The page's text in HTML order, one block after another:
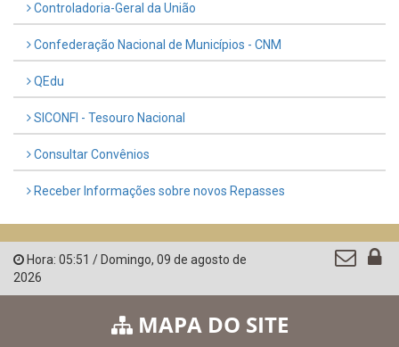
Controladoria-Geral da União
Confederação Nacional de Municípios - CNM
QEdu
SICONFI - Tesouro Nacional
Consultar Convênios
Receber Informações sobre novos Repasses
Hora: 05:51 / Domingo, 09 de agosto de
2026
MAPA DO SITE